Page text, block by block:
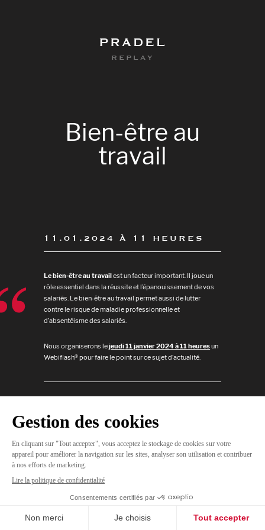
0
PRADEL
REPLAY
Bien-être au
travail
JE
M'INSCRIS
11.01.2024 À 11 HEURES
Le bien-être au travailest un facteur important. Il joue un
rôle essentiel dans la réussite et l’épanouissement de vos
salariés. Le bien-être au travail permet aussi de lutter
contre le risque de maladie professionnelle et
d’absentéisme des salariés.
Nous organiserons lejeudi11 janvier 2024 à 11 heuresun
Webiflash® pour faire le point sur ce sujet d’actualité.